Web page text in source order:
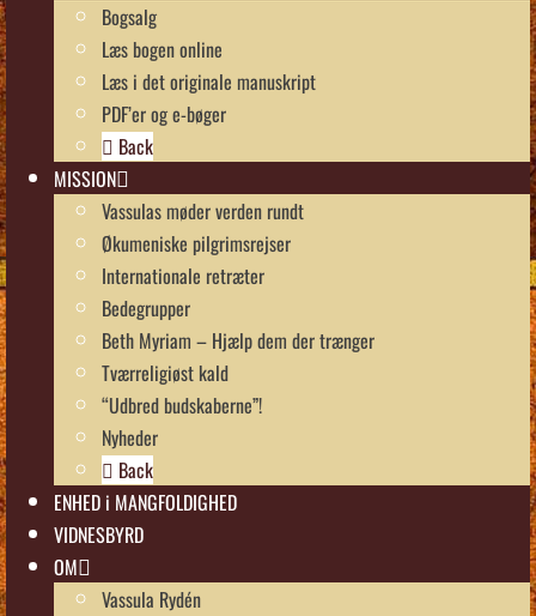
Bogsalg
Læs bogen online
Læs i det originale manuskript
PDF’er og e-bøger
Back
MISSION
Vassulas møder verden rundt
Økumeniske pilgrimsrejser
Internationale retræter
Bedegrupper
Beth Myriam – Hjælp dem der trænger
Tværreligiøst kald
“Udbred budskaberne”!
Nyheder
Back
ENHED i MANGFOLDIGHED
VIDNESBYRD
OM
Vassula Rydén